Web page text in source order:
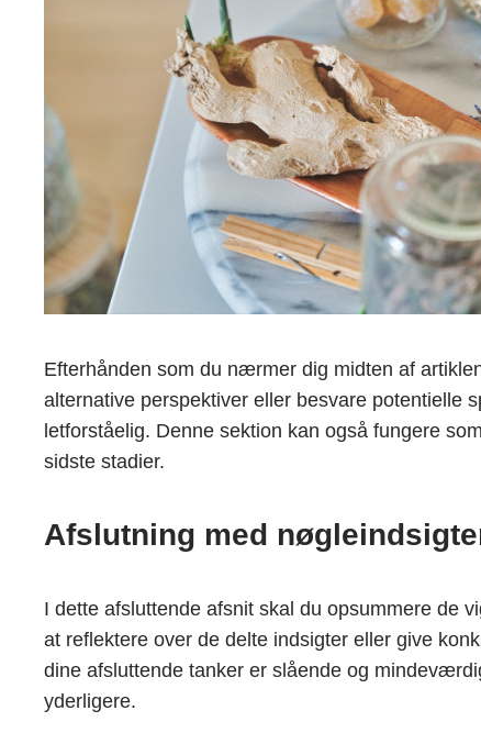
Efterhånden som du nærmer dig midten af
alternative perspektiver eller besvare potentielle
letforståelig. Denne sektion kan også fungere
sidste stadier.
Afslutning med
I dette afsluttende afsnit skal du opsummere de
at reflektere over de delte indsigter eller give
dine afsluttende tanker er slående og
yderligere.